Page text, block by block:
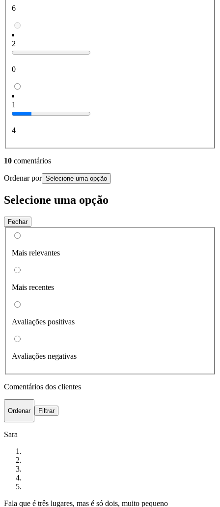
6
2
0
1
4
10 comentários
Ordenar por Selecione uma opção
Selecione uma opção
Fechar
Mais relevantes
Mais recentes
Avaliações positivas
Avaliações negativas
Comentários dos clientes
Ordenar Filtrar
Sara
Fala que é três lugares, mas é só dois, muito pequeno